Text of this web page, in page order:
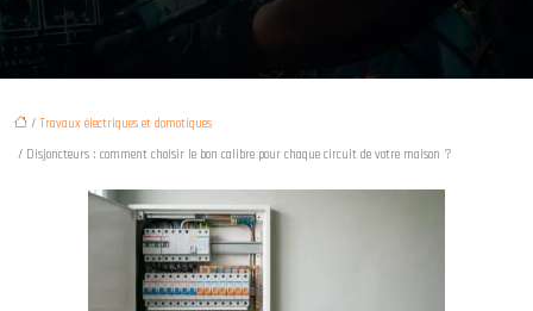
/ Travaux électriques et domotiques
/ Disjoncteurs : comment choisir le bon calibre pour chaque circuit de votre maison ?